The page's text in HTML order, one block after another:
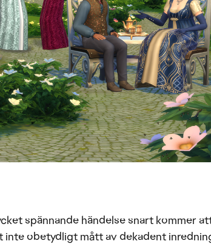
spännande händelse snart kommer
obetydligt mått av dekadent